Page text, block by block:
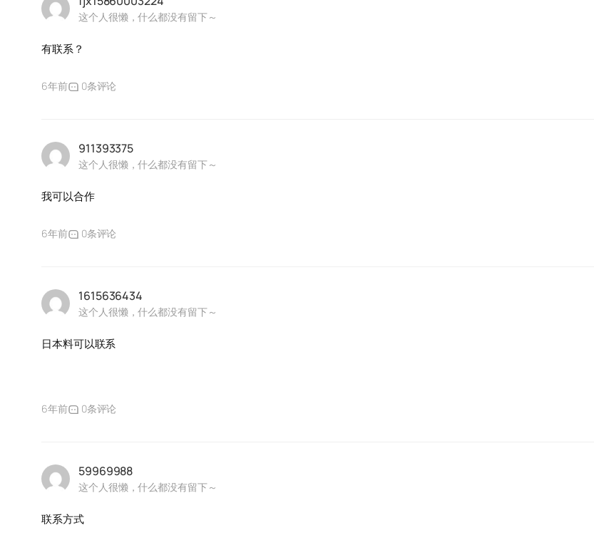
这个人很懒，什么都没有留下～
有联系？
6年前 0条评论
911393375
这个人很懒，什么都没有留下～
我可以合作
6年前 0条评论
1615636434
这个人很懒，什么都没有留下～
日本料可以联系
6年前 0条评论
59969988
这个人很懒，什么都没有留下～
联系方式